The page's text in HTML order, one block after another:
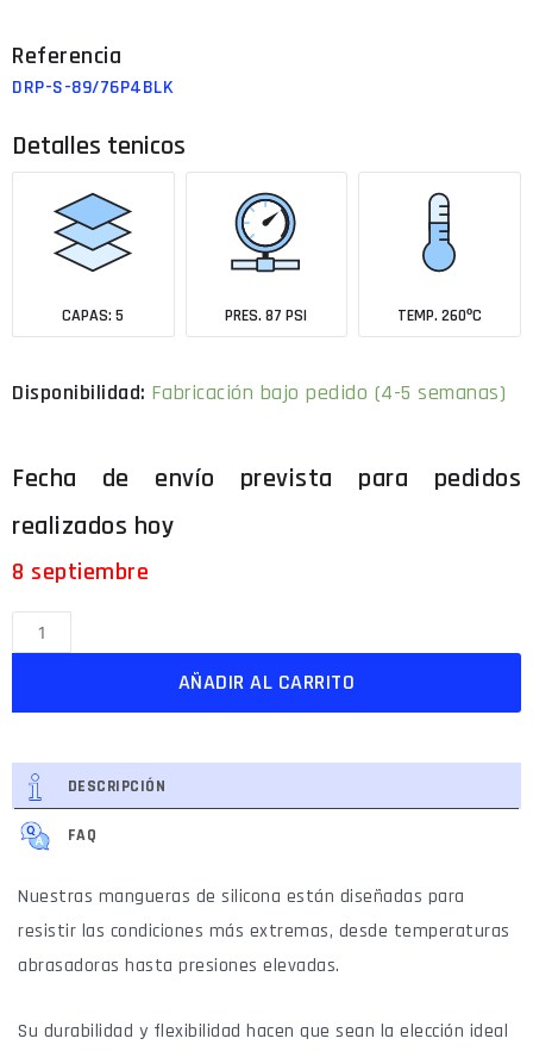
DRP-S-89/76P4BLK
Detalles tenicos
CAPAS: 5 PRES. 87 PSI TEMP. 260ºC
Disponibilidad: Fabricación bajo pedido (4-5 semanas)
8 septiembre
AÑADIR AL CARRITO
DESCRIPCIÓN
FAQ
Nuestras mangueras de silicona están diseñadas para
resistir las condiciones más extremas, desde temperaturas
abrasadoras hasta presiones elevadas.
Su durabilidad y flexibilidad hacen que sean la elección ideal